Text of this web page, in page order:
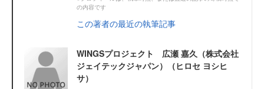
の内容です
この著者の最近の執筆記事
WINGSプロジェクト 広瀬 嘉久（株式会社
ジェイテックジャパン）（ヒロセ ヨシヒ
サ）